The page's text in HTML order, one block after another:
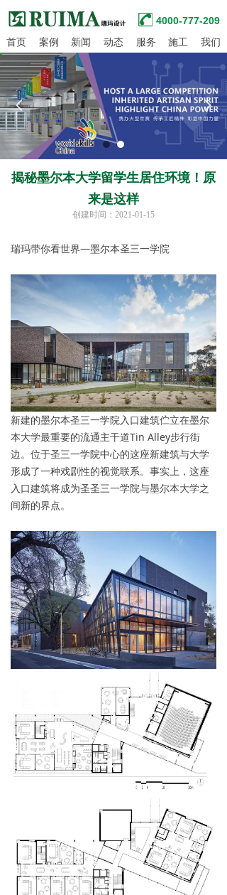
首页 案例 新闻 动态 服务 施工 我们
4000-777-209
揭秘墨尔本大学留学生居住环境！原
来是这样
넳 넲
瑞玛带你看世界—墨尔本圣三一学院
新建的墨尔本圣三一学院入口建筑伫立在墨尔
本大学最重要的流通主干道Tin Alley步行街
边。位于圣三一学院中心的这座新建筑与大学
形成了一种戏剧性的视觉联系。事实上，这座
入口建筑将成为圣圣三一学院与墨尔本大学之
间新的界点。
创建时间： 2021-01-15